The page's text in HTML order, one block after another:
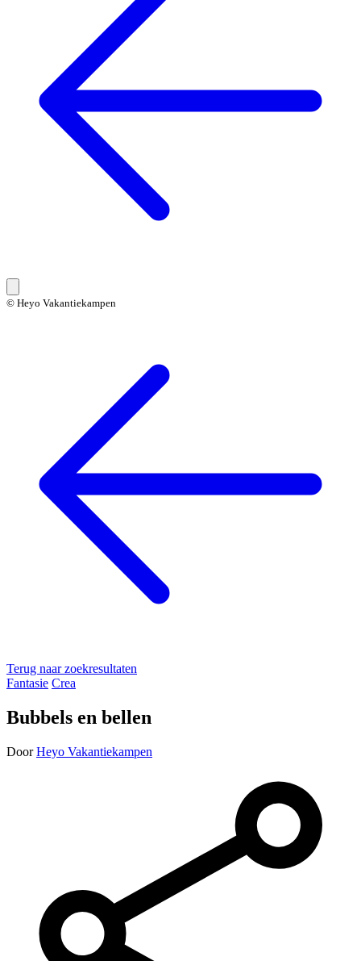
© Heyo Vakantiekampen
Terug naar zoekresultaten
Fantasie Crea
Bubbels en bellen
Door Heyo Vakantiekampen